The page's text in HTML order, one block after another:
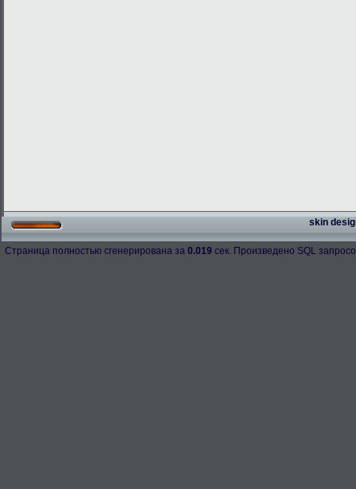
skin
Страница полностью сгенерирована за 0.019 сек. Произведено SQL